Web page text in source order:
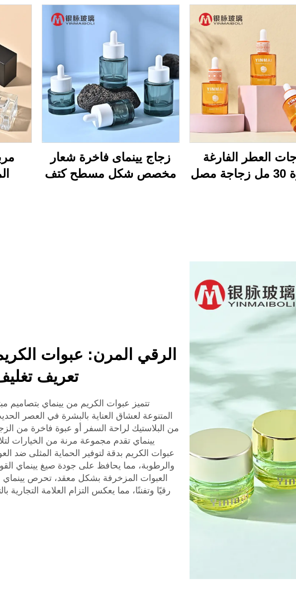
العطر الفارغة
الفاخرة 30 مل زجاجة مصل
زجاج يينماى فاخرة شعار
مخصص شكل مسطح كتف
الرقي المرن: عبوات
تعريف
تتميز عبوات الكريم من يينماي بتصاميم
المتنوعة لعشاق العناية بالبشرة في العصر
من البلاستيك لراحة السفر أو عبوة فاخرة من
يينماي تقدم مجموعة مرنة من الخيارات
عبوات الكريم بدقة لتوفير الحماية المثلى ضد
والرطوبة، مما يحافظ على جودة صيغ يينماي
العبوات المزخرفة بشكل معقد، تحرص
رقيًا وتفننًا، مما يعكس التزام العلامة التجارية